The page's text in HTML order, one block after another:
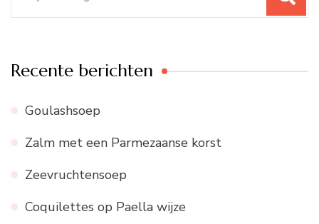
naar:
Recente berichten
Goulashsoep
Zalm met een Parmezaanse korst
Zeevruchtensoep
Coquilettes op Paella wijze